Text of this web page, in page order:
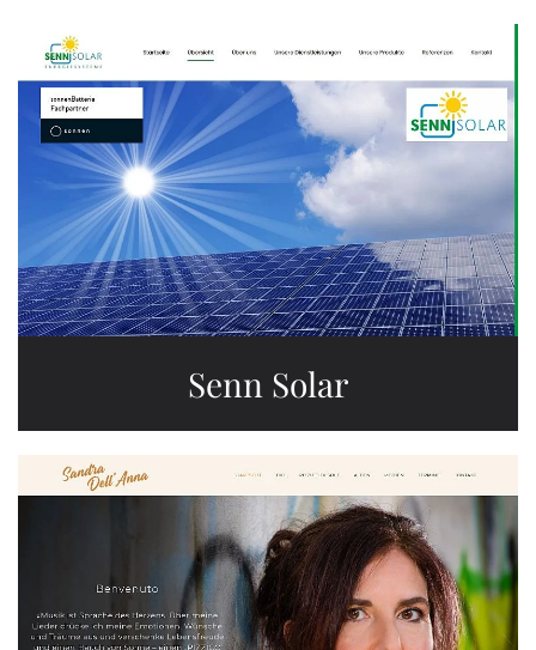
Senn Solar